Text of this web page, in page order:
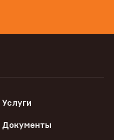
Услуги
Документы